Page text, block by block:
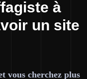
à
un site
vous cherchez plus